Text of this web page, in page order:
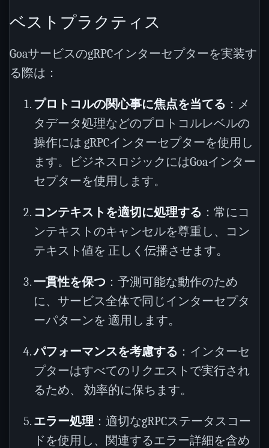
ベストプラクティス
GoaサービスのgRPCインターセプターを実装す
る際は：
プロトコルの関心事に焦点を当てる ：メ
タデータ処理などのプロトコルレベルの
操作には gRPCインターセプターを使用し
ます。ビジネスロジックにはGoaインター
セプターを使用します。
コンテキストを適切に処理する ：常にコ
ンテキストのキャンセルを尊重し、コン
テキスト値を 正しく伝播させます。
一貫性を保つ ：予測可能な動作のため
に、サービス全体で同じインターセプタ
ーパターンを 適用します。
パフォーマンスを考慮する ：インターセ
プターはすべてのリクエストで実行され
るため、 効率的に保ちます。
エラー処理 ：適切なgRPCステータスコー
ドを使用し、関連するエラー詳細を含め